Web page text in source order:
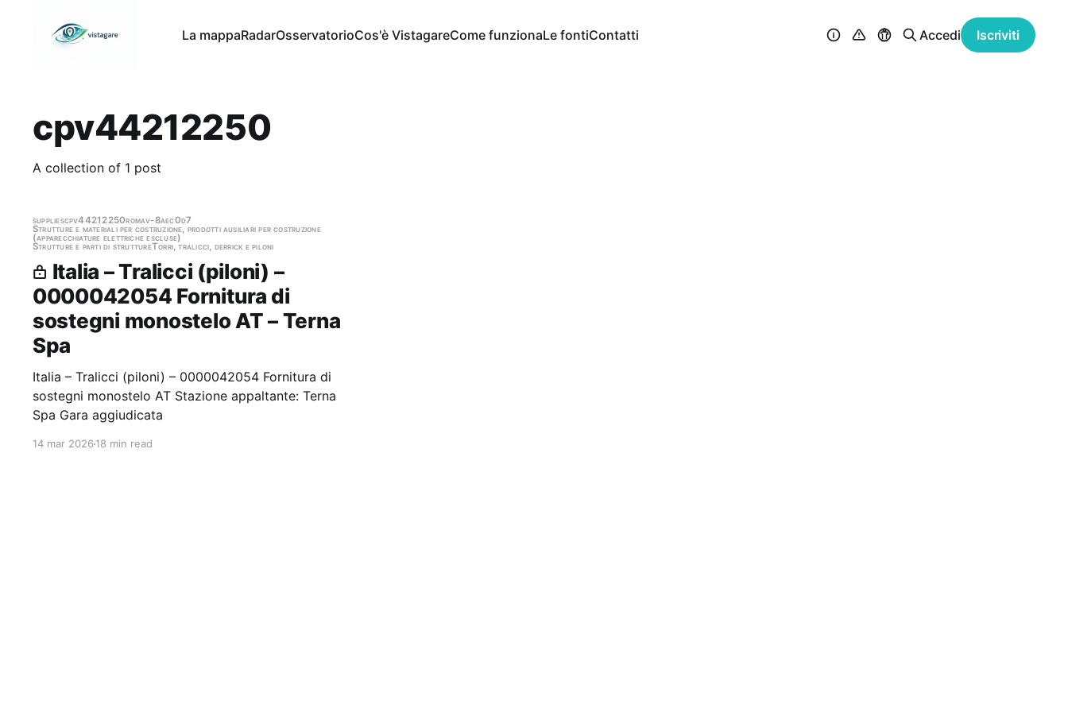
La mappaRadarOsservatorioCos'è VistagareCome funzionaLe fontiContatti Accedi Iscriviti
cpv44212250
A collection of 1 post
suppliescpv44212250romav-8aec0d7
Strutture e materiali per costruzione, prodotti ausiliari per costruzione
(apparecchiature elettriche escluse)
Strutture e parti di struttureTorri, tralicci, derrick e piloni
Italia – Tralicci (piloni) –
0000042054 Fornitura di
sostegni monostelo AT – Terna
Spa
Italia – Tralicci (piloni) – 0000042054 Fornitura di
sostegni monostelo AT Stazione appaltante: Terna
Spa Gara aggiudicata
14 mar 202618 min read